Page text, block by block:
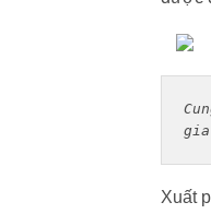
Xuất